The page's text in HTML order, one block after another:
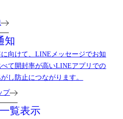
知
向けて、LINEメッセージでお知
て開封率が高いLINEアプリでの
し防止につながります。
プ
覧表示